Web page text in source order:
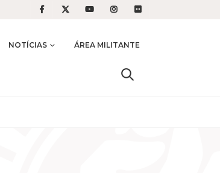
NOTÍCIAS ÁREA MILITANTE